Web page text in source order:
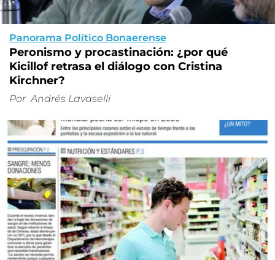
Panorama Político Bonaerense
Peronismo y procastinación: ¿por qué
Kicillof retrasa el diálogo con Cristina
Kirchner?
Por Andrés Lavaselli